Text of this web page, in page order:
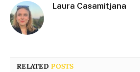
Laura Casamitjana
RELATEDPOSTS